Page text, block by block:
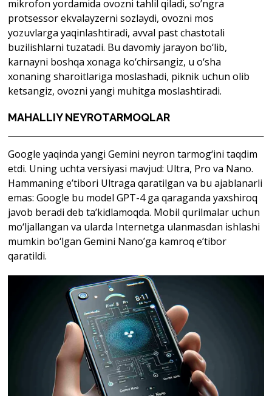
mikrofon yordamida ovozni tahlil qiladi, so’ngra
protsessor ekvalayzerni sozlaydi, ovozni mos
yozuvlarga yaqinlashtiradi, avval past chastotali
buzilishlarni tuzatadi. Bu davomiy jarayon bo‘lib,
karnayni boshqa xonaga ko‘chirsangiz, u o‘sha
xonaning sharoitlariga moslashadi, piknik uchun olib
ketsangiz, ovozni yangi muhitga moslashtiradi.
MAHALLIY NEYROTARMOQLAR
Google yaqinda yangi Gemini neyron tarmog‘ini taqdim
etdi. Uning uchta versiyasi mavjud: Ultra, Pro va Nano.
Hammaning e’tibori Ultraga qaratilgan va bu ajablanarli
emas: Google bu model GPT-4 ga qaraganda yaxshiroq
javob beradi deb ta’kidlamoqda. Mobil qurilmalar uchun
mo‘ljallangan va ularda Internetga ulanmasdan ishlashi
mumkin bo‘lgan Gemini Nano’ga kamroq e’tibor
qaratildi.